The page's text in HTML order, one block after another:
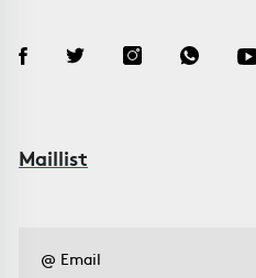
Maillist